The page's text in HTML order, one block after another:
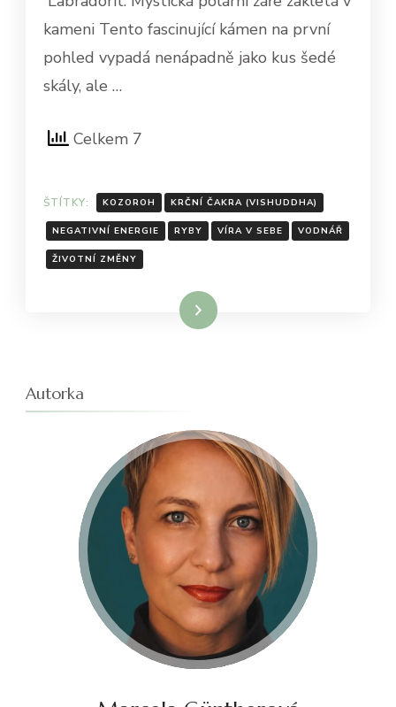
kameni Tento fascinující kámen na první
pohled vypadá nenápadně jako kus šedé
skály, ale …
Celkem 7
ŠTÍTKY: KOZOROH KRČNÍ ČAKRA (VISHUDDHA)
NEGATIVNÍ ENERGIE RYBY VÍRA V SEBE VODNÁŘ
ŽIVOTNÍ ZMĚNY
Číst celé
Autorka